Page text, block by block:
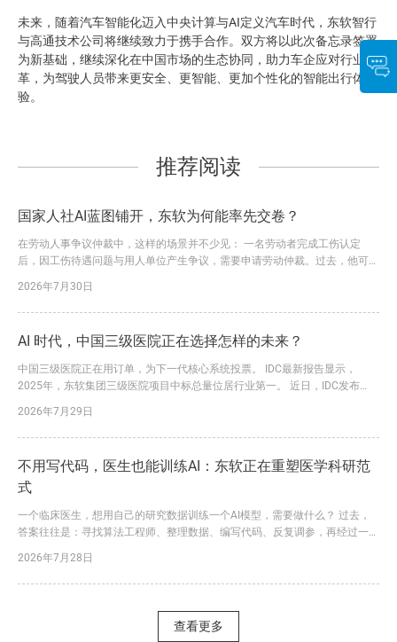
未来，随着汽车智能化迈入中央计算与AI定义汽车时代，东软智行
与高通技术公司将继续致力于携手合作。双方将以此次备忘录签署
为新基础，继续深化在中国市场的生态协同，助力车企应对行业变
革，为驾驶人员带来更安全、更智能、更加个性化的智能出行体
验。
推荐阅读
国家人社AI蓝图铺开，东软为何能率先交卷？
在劳动人事争议仲裁中，这样的场景并不少见： 一名劳动者完成工伤认定
后，因工伤待遇问题与用人单位产生争议，需要申请劳动仲裁。过去，他可能
多次补正、反复往返。 如今，一套看得见、用得上的“黑科技”，正在改变这一
过程。 在工作人员指导下，申请人通过移动端录入案情和诉求、上传相关材
2026年7月30日
AI 时代，中国三级医院正在选择怎样的未来？
中国三级医院正在用订单，为下一代核心系统投票。 IDC最新报告显示，
2025年，东软集团三级医院项目中标总量位居行业第一。 近日，IDC发布
借大量三级医院落地订单，进一步巩固了在该领域的领先优势。 这一结论背
后，是东软三十余年深耕医疗健康行业的长期积累，更是其行业理解、技术创
2026年7月29日
不用写代码，医生也能训练AI：东软正在重塑医学科研范
式
一个临床医生，想用自己的研究数据训练一个AI模型，需要做什么？ 过去，
答案往往是：寻找算法工程师、整理数据、编写代码、反复调参，再经过一轮
不罕见。更大的问题是，数据处理、特征提取、统计分析和模型训练往往分散
在不同工具中，数据在多个系统之间反复导入导出，不仅容易出错，也让研究
2026年7月28日
查看更多